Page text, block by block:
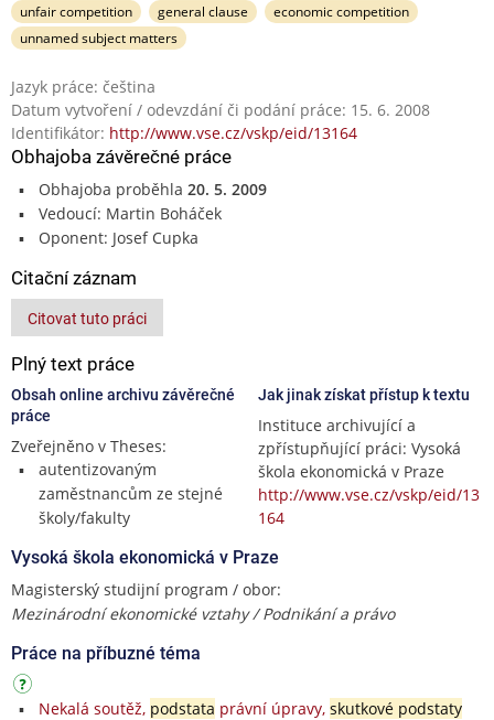
unfair competition general clause
economic competition
unnamed subject matters
Jazyk práce: čeština
Datum vytvoření / odevzdání či podání práce: 15. 6. 2008
Identifikátor: http://www.vse.cz/vskp/eid/13164
Obhajoba závěrečné práce
Obhajoba proběhla 20. 5. 2009
Vedoucí: Martin Boháček
Oponent: Josef Cupka
Citační záznam
Citovat tuto práci
Plný text práce
Obsah online archivu závěrečné
práce
Zveřejněno v Theses:
autentizovaným
zaměstnancům ze stejné
školy/fakulty
Jak jinak získat přístup k textu
Instituce archivující a
zpřístupňující práci: Vysoká
škola ekonomická v Praze
http://www.vse.cz/vskp/eid/13
164
Vysoká škola ekonomická v Praze
Magisterský studijní program / obor:
Mezinárodní ekonomické vztahy / Podnikání a právo
Práce na příbuzné téma
Nekalá soutěž, podstata právní úpravy, skutkové podstaty